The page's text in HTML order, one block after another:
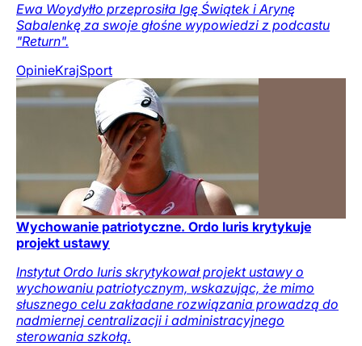
Ewa Woydyłło przeprosiła Igę Świątek i Arynę
Sabalenkę za swoje głośne wypowiedzi z podcastu
"Return".
OpinieKrajSport
Wychowanie patriotyczne. Ordo Iuris krytykuje
projekt ustawy
Instytut Ordo Iuris skrytykował projekt ustawy o
wychowaniu patriotycznym, wskazując, że mimo
słusznego celu zakładane rozwiązania prowadzą do
nadmiernej centralizacji i administracyjnego
sterowania szkołą.